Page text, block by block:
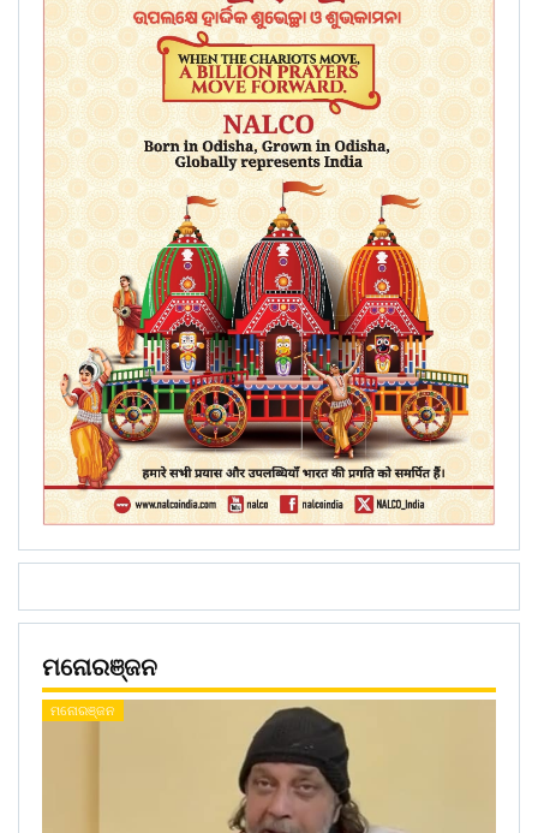
ମନୋରଞ୍ଜନ
ମନୋରଞ୍ଜନ